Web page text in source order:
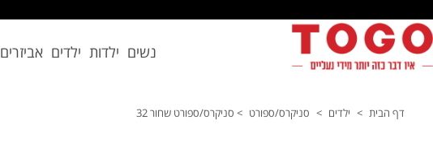
נשים ילדות ילדים אביזרים
דף הבית > ילדים > סניקרס/ספורט > סניקרס/ספורט שחור 32